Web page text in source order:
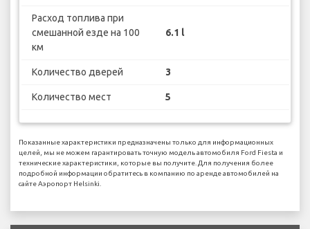
Расход топлива при
смешанной езде на 100
км
6.1 l
Количество дверей 3
Количество мест 5
Показанные характеристики предназначены только для информационных
целей, мы не можем гарантировать точную модель автомобиля Ford Fiesta и
технические характеристики, которые вы получите. Для получения более
подробной информации обратитесь в компанию по аренде автомобилей на
сайте Аэропорт Helsinki.